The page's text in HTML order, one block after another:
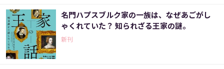
名門ハプスブルク家の一族は、なぜあごがし
ゃくれていた？ 知られざる王家の謎。
新刊